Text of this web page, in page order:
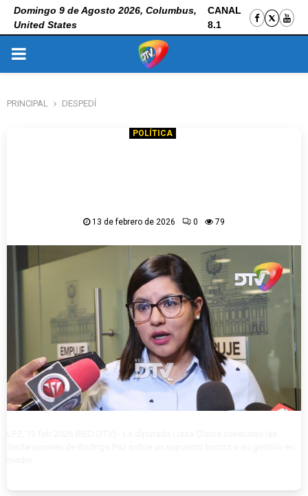
Domingo 9 de Agosto 2026, Columbus,
United States
CANAL
8.1
PRIMARY
PRINCIPAL DESPEDÍ
POLÍTICA
13 de febrero de 2026 0 79